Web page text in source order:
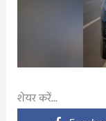
शेयर करें...